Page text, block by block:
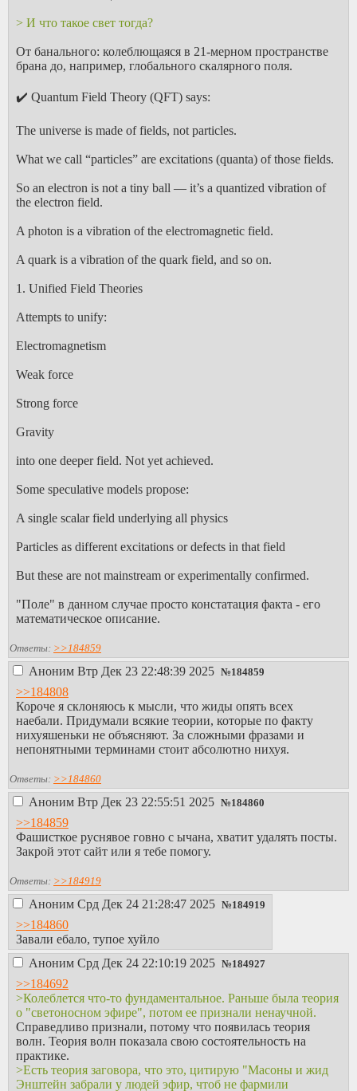
> И что такое свет тогда?
От банального: колеблющаяся в 21-мерном пространстве
брана до, например, глобального скалярного поля.
✔️ Quantum Field Theory (QFT) says:
The universe is made of fields, not particles.
What we call “particles” are excitations (quanta) of those fields.
So an electron is not a tiny ball — it’s a quantized vibration of
the electron field.
A photon is a vibration of the electromagnetic field.
A quark is a vibration of the quark field, and so on.
1. Unified Field Theories
Attempts to unify:
Electromagnetism
Weak force
Strong force
Gravity
into one deeper field. Not yet achieved.
Some speculative models propose:
A single scalar field underlying all physics
Particles as different excitations or defects in that field
But these are not mainstream or experimentally confirmed.
"Поле" в данном случае просто констатация факта - его
математическое описание.
Ответы: >>184859
Аноним Втр Дек 23 22:48:39 2025 №184859
>>184808
Короче я склоняюсь к мысли, что жиды опять всех
наебали. Придумали всякие теории, которые по факту
нихуяшеньки не объясняют. За сложными фразами и
непонятными терминами стоит абсолютно нихуя.
Ответы: >>184860
Аноним Втр Дек 23 22:55:51 2025 №184860
>>184859
Фашисткое руснявое говно с ычана, хватит удалять посты.
Закрой этот сайт или я тебе помогу.
Ответы: >>184919
Аноним Срд Дек 24 21:28:47 2025 №184919
>>184860
Завали ебало, тупое хуйло
Аноним Срд Дек 24 22:10:19 2025 №184927
>>184692
>Колеблется что-то фундаментальное. Раньше была теория
о "светоносном эфире", потом ее признали ненаучной.
Справедливо признали, потому что появилась теория
волн. Теория волн показала свою состоятельность на
практике.
>Есть теория заговора, что это, цитирую "Масоны и жид
Энштейн забрали у людей эфир, чтоб не фармили